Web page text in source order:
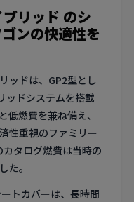
リッド のシ
ンの快適性を
ッドは、GP2型とし
ッドシステムを搭載
低燃費を兼ね備え、
性重視のファミリー
タログ燃費は当時の
た。
トカバーは、長時間